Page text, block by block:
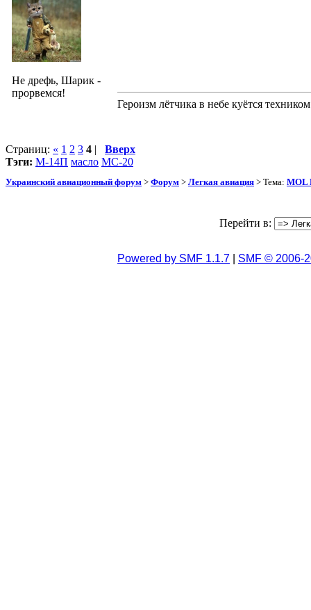
Не дрефь, Шарик -
прорвемся!
Героизм лётчика в небе куётся
Страниц: « 1 2 3 4 | Вверх
Тэги: М-14П масло МС-20
Украинский авиационный форум > Форум > Легкая авиация > Тема: MOL
Перейти в:
Powered by SMF 1.1.7 SMF © 2006-